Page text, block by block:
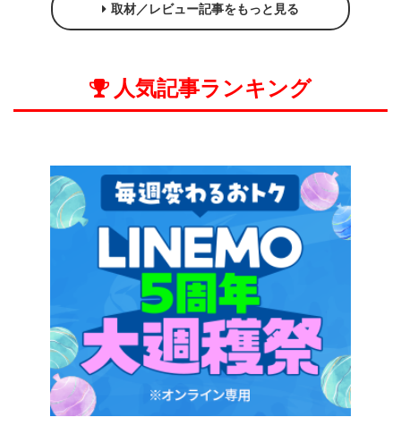
取材／レビュー記事をもっと見る
人気記事ランキング